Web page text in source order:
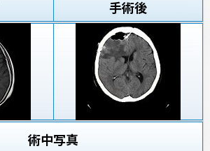
手術後
術中写真